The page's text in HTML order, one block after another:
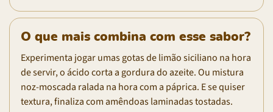
O que mais combina com esse sabor?
Experimenta jogar umas gotas de limão siciliano na hora
de servir, o ácido corta a gordura do azeite. Ou mistura
noz-moscada ralada na hora com a páprica. E se quiser
textura, finaliza com amêndoas laminadas tostadas.